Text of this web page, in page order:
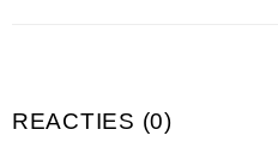
REACTIES (0)